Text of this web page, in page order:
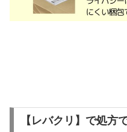
【レバクリ】で処方